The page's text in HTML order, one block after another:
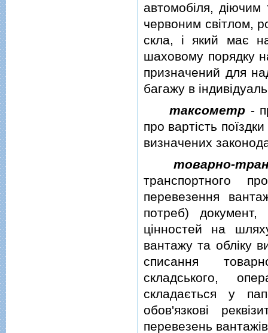
автомобiля, дiючим
червоним свiтлом,
скла, i який має
шаховому порядку
призначений для
багажу в
таксометр -
про вартiсть
визначених
товарно-
транспортного
перевезення
потреб) документ,
цiнностей на
вантажу та облiку
списання
складського,
складається у
обов'язковi
перевезень